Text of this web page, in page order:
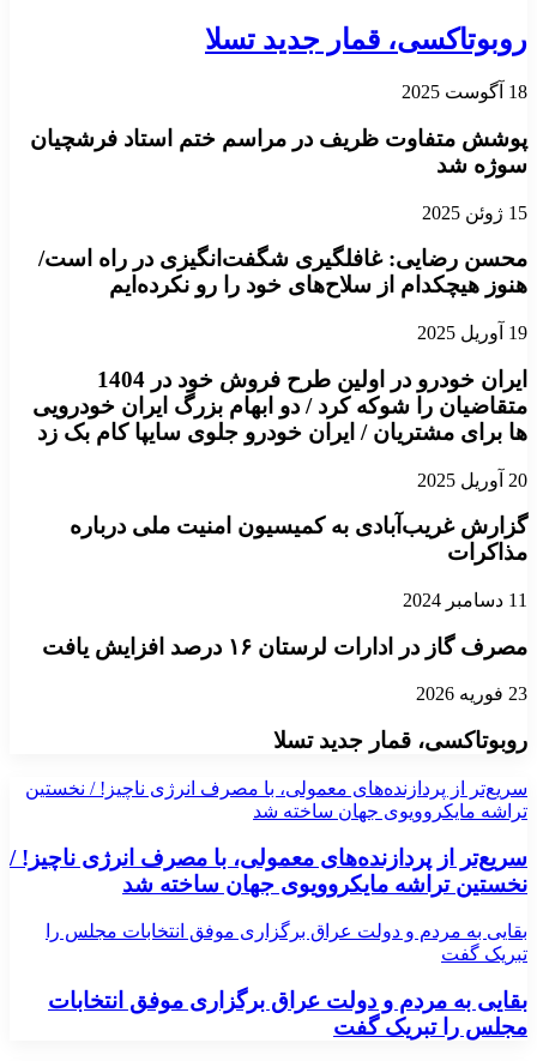
روبوتاکسی، قمار جدید تسلا
18 آگوست 2025
پوشش متفاوت ظریف در مراسم ختم استاد فرشچیان
سوژه شد
15 ژوئن 2025
محسن رضایی: غافلگیری شگفت‌انگیزی در راه است/
هنوز هیچکدام از سلاح‌های خود را رو نکرده‌ایم
19 آوریل 2025
ایران خودرو در اولین طرح فروش خود در 1404
متقاضیان را شوکه کرد / دو ابهام بزرگ ایران خودرویی
ها برای مشتریان / ایران خودرو جلوی سایپا کام بک زد
20 آوریل 2025
گزارش غریب‌آبادی به کمیسیون امنیت ملی درباره
مذاکرات
11 دسامبر 2024
مصرف گاز در ادارات لرستان ۱۶ درصد افزایش یافت
23 فوریه 2026
روبوتاکسی، قمار جدید تسلا
سریع‌تر از پردازنده‌های معمولی، با مصرف انرژی ناچیز! / نخستین
تراشه مایکروویوی جهان ساخته شد
سریع‌تر از پردازنده‌های معمولی، با مصرف انرژی ناچیز! /
نخستین تراشه مایکروویوی جهان ساخته شد
بقایی به مردم و دولت عراق برگزاری موفق انتخابات مجلس را
تبریک گفت
بقایی به مردم و دولت عراق برگزاری موفق انتخابات
مجلس را تبریک گفت